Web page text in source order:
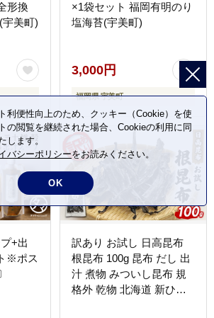
形換
美町)
×1袋セット 福岡有明のり
塩海苔(宇美町)
3,000円
福岡県 宇美町
+出
※ポス
訳あり お試し 日高昆布
根昆布 100g 昆布 だし 出
汁 煮物 みついし昆布 規
格外 乾物 北海道 新ひだ
利便性向上のため、クッキー（Cookie）を使
の閲覧を継続された場合、Cookieの利用に同
します。
バシーポリシーをお読みください。
OK